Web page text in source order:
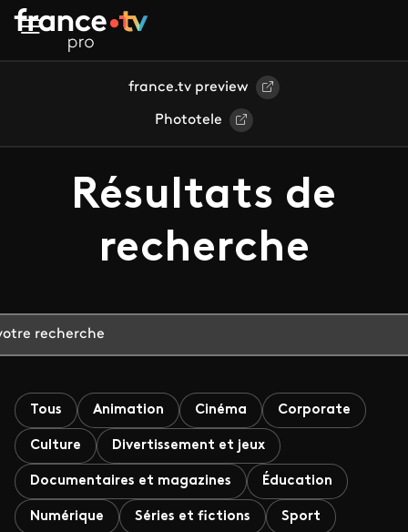
Aller au contenu principal
france.tv preview
Phototele
Résultats de
recherche
Tous Animation Cinéma Corporate
Culture Divertissement et jeux
Documentaires et magazines Éducation
Numérique Séries et fictions Sport